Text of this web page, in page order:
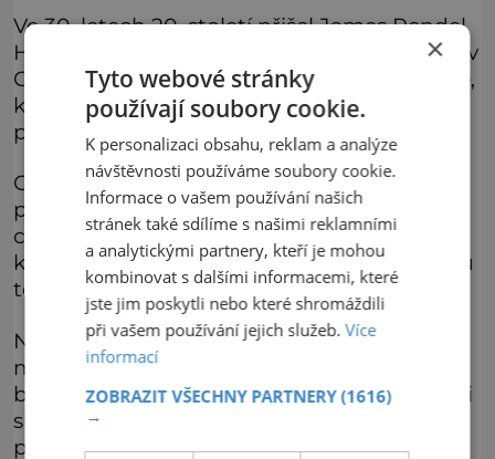
Ve 30. letech 20. století přišel James Rendel
Harris s tvrzením, že jde o obdobu pyramid v
Gíze a kopec vybudovali starověcí Egypťané,
kteří putovali světem a čas od času někde
postavili pyramidu.
Ovšem představu, že by se světem
potulovala parta dělníků, kteří by „z dlouhé
chvíle“ stavěli pyramidy, odmítli Harrisovi
kolegové krátce poté, co s touto neobvyklou
teorií přišel.
Nejobyčejnější teorie vzniku operuje s
možností, že kopec byl navršen jako důkaz
bohatství lidí, kteří v jeho okolí žili. Dnešními
slovy řečeno o jakousi atrakci, která měla
přilákat pozornost k bohatému kraji.
×
Tyto webové stránky
používají soubory cookie.
K personalizaci obsahu, reklam a analýze
návštěvnosti používáme soubory cookie.
Informace o vašem používání našich
stránek také sdílíme s našimi reklamními
a analytickými partnery, kteří je mohou
kombinovat s dalšími informacemi, které
jste jim poskytli nebo které shromáždili
při vašem používání jejich služeb.Více
informací
ZOBRAZIT VŠECHNY PARTNERY(1616)
→